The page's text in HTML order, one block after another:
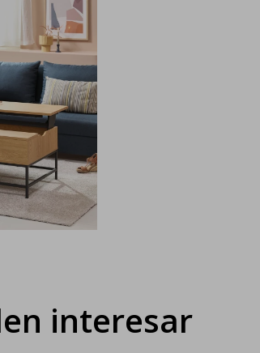
interesar